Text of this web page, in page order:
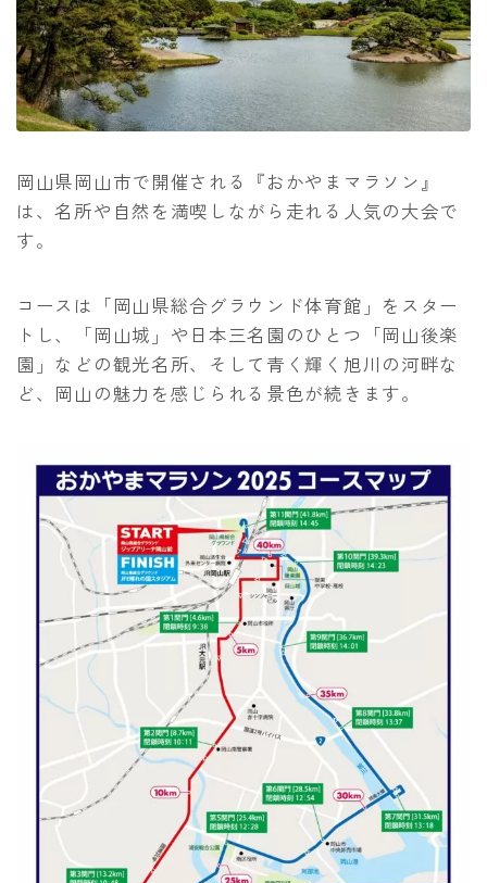
岡山県岡山市で開催される『おかやまマラソン』
は、名所や自然を満喫しながら走れる人気の大会で
す。
コースは「岡山県総合グラウンド体育館」をスター
トし、「岡山城」や日本三名園のひとつ「岡山後楽
園」などの観光名所、そして青く輝く旭川の河畔な
ど、岡山の魅力を感じられる景色が続きます。